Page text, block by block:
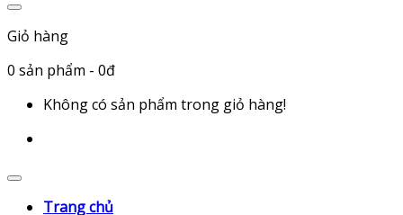
Giỏ hàng
0 sản phẩm - 0đ
Không có sản phẩm trong giỏ hàng!
Trang chủ